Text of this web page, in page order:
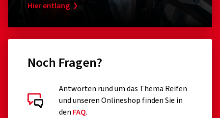
Hier entlang
Noch Fragen?
Antworten rund um das Thema Reifen
und unseren Onlineshop finden Sie in
den FAQ.